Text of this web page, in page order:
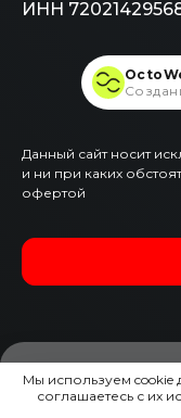
ИНН
Данный сайт носит
и ни при каких
офертой
Мы используем cookie
соглашаетесь с их